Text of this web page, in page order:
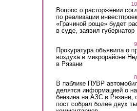
Вопрос о расторжении
по реализации
«Грачиной роще» будет
в суде, заявил губернатор
Прокуратура объявила о
воздуха в микрорайоне
в Рязани
В паблике ПУВР
делятся информацией о
бензина на АЗС в Рязани,
пост собрал более двух